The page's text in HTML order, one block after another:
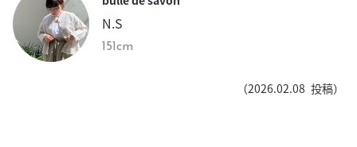
N.S
151cm
（2026.02.08 投稿）